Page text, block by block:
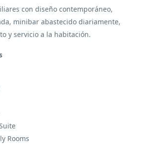
con diseño contemporáneo,
minibar abastecido diariamente,
y servicio a la habitación.
Rooms